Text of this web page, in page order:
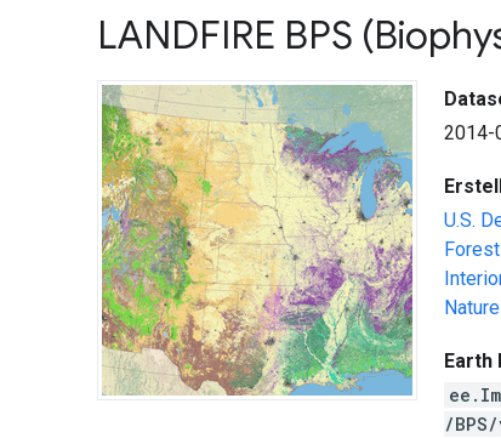
LANDFIRE BPS
2014-
U.S.
Earth
/